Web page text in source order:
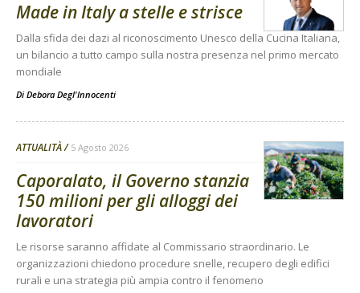
Made in Italy a stelle e strisce
Dalla sfida dei dazi al riconoscimento Unesco della Cucina Italiana,
un bilancio a tutto campo sulla nostra presenza nel primo mercato
mondiale
Di Debora Degl'Innocenti
ATTUALITÀ 5 Agosto 2026
Caporalato, il Governo stanzia
150 milioni per gli alloggi dei
lavoratori
Le risorse saranno affidate al Commissario straordinario. Le
organizzazioni chiedono procedure snelle, recupero degli edifici
rurali e una strategia più ampia contro il fenomeno